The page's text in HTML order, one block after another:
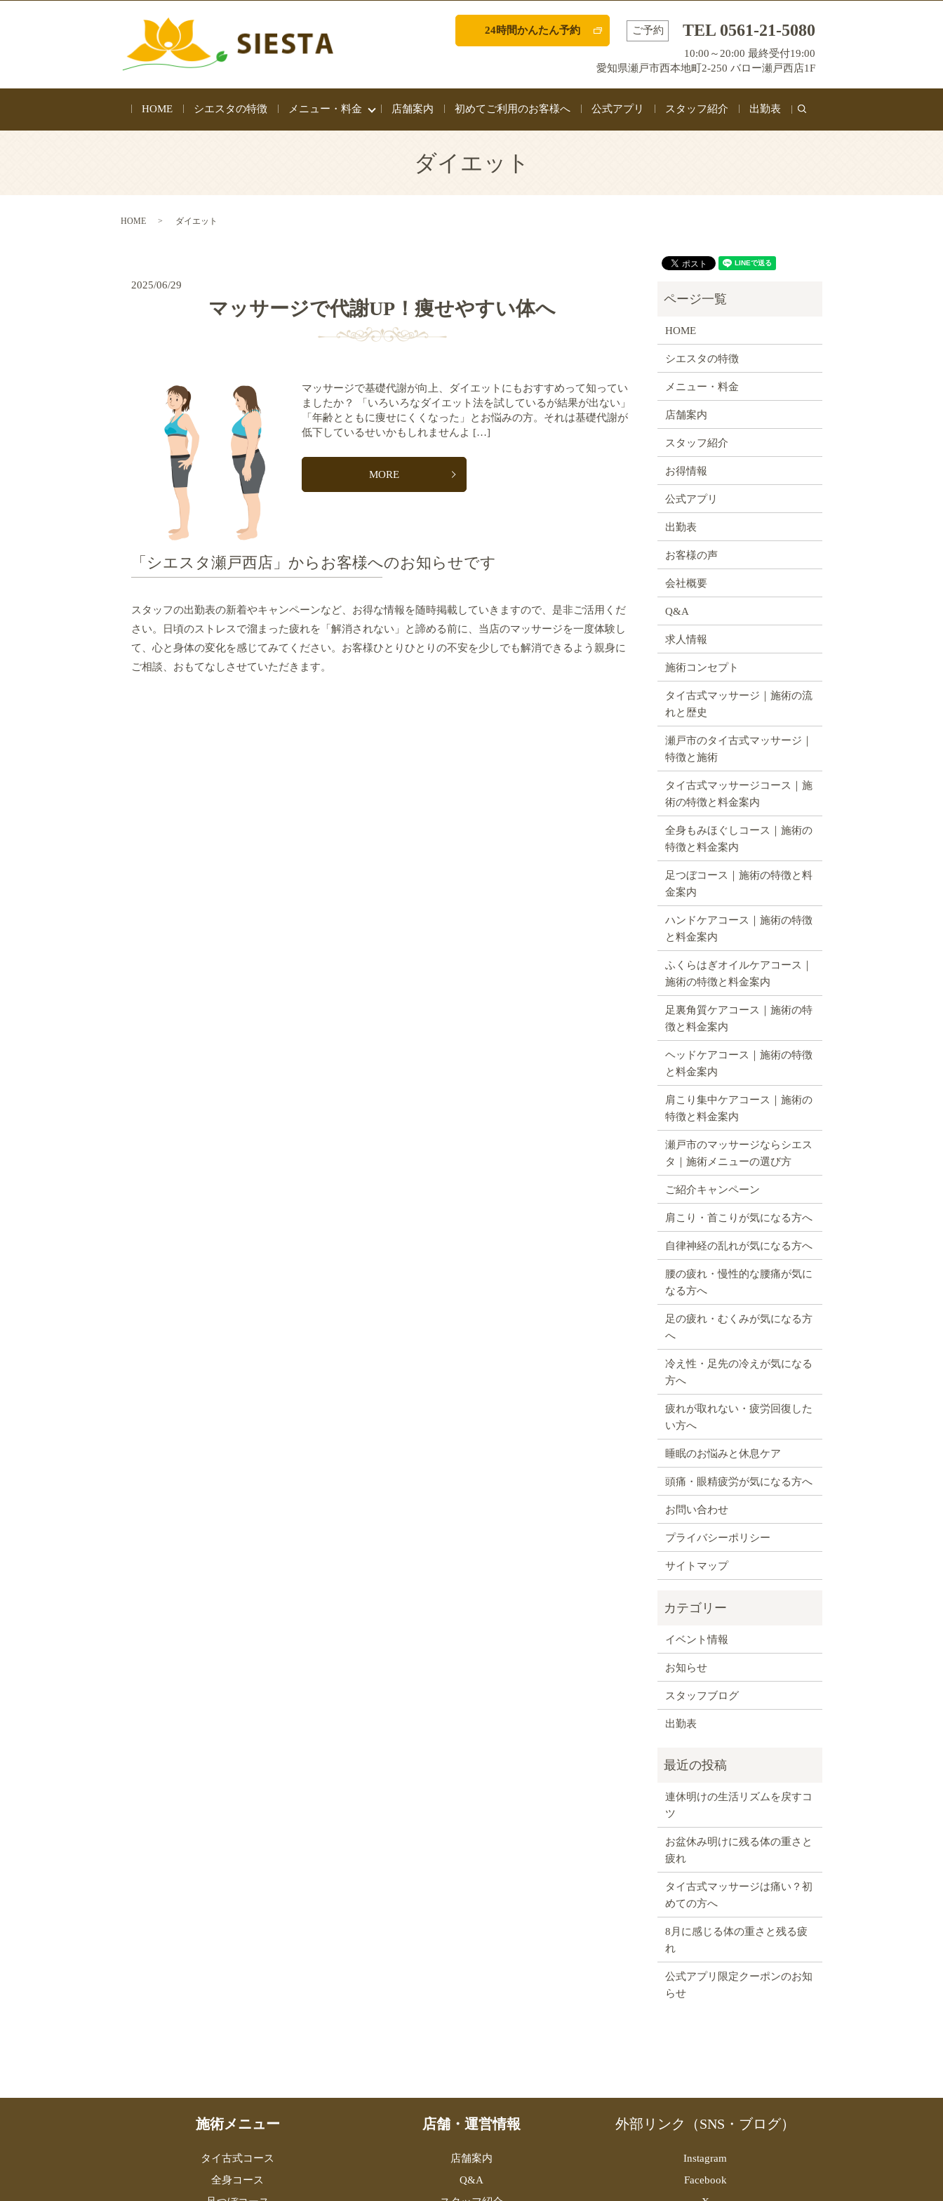
24時間かんたん予約 ご予約 TEL 0561-21-5080
10:00～20:00 最終受付19:00
愛知県瀬戸市西本地町2-250 バロー瀬戸西店1F
HOME シエスタの特徴 メニュー・料金 店舗案内 初めてご利用のお客様へ 公式アプリ スタッフ紹介 出勤表
search
ダイエット
HOME ダイエット
2025/06/29
マッサージで代謝UP！痩せやすい体へ
マッサージで基礎代謝が向上、ダイエットにもおすすめって知ってい
ましたか？ 「いろいろなダイエット法を試しているが結果が出ない」
「年齢とともに痩せにくくなった」とお悩みの方。それは基礎代謝が
低下しているせいかもしれませんよ […]
MORE
「シエスタ瀬戸西店」からお客様へのお知らせです
スタッフの出勤表の新着やキャンペーンなど、お得な情報を随時掲載していきますので、是非ご活用くだ
さい。日頃のストレスで溜まった疲れを「解消されない」と諦める前に、当店のマッサージを一度体験し
て、心と身体の変化を感じてみてください。お客様ひとりひとりの不安を少しでも解消できるよう親身に
ご相談、おもてなしさせていただきます。
HOME
シエスタの特徴
メニュー・料金
店舗案内
スタッフ紹介
お得情報
公式アプリ
出勤表
お客様の声
会社概要
Q&A
求人情報
施術コンセプト
タイ古式マッサージ｜施術の流
れと歴史
瀬戸市のタイ古式マッサージ｜
特徴と施術
タイ古式マッサージコース｜施
術の特徴と料金案内
全身もみほぐしコース｜施術の
特徴と料金案内
足つぼコース｜施術の特徴と料
金案内
ハンドケアコース｜施術の特徴
と料金案内
ふくらはぎオイルケアコース｜
施術の特徴と料金案内
足裏角質ケアコース｜施術の特
徴と料金案内
ヘッドケアコース｜施術の特徴
と料金案内
肩こり集中ケアコース｜施術の
特徴と料金案内
瀬戸市のマッサージならシエス
タ｜施術メニューの選び方
ご紹介キャンペーン
肩こり・首こりが気になる方へ
自律神経の乱れが気になる方へ
腰の疲れ・慢性的な腰痛が気に
なる方へ
足の疲れ・むくみが気になる方
へ
冷え性・足先の冷えが気になる
方へ
疲れが取れない・疲労回復した
い方へ
睡眠のお悩みと休息ケア
頭痛・眼精疲労が気になる方へ
お問い合わせ
プライバシーポリシー
サイトマップ
イベント情報
お知らせ
スタッフブログ
出勤表
連休明けの生活リズムを戻すコ
ツ
お盆休み明けに残る体の重さと
疲れ
タイ古式マッサージは痛い？初
めての方へ
8月に感じる体の重さと残る疲
れ
公式アプリ限定クーポンのお知
らせ
施術メニュー
タイ古式コース
全身コース
店舗・運営情報
店舗案内
Q&A
外部リンク（SNS・ブログ）
Instagram
Facebook